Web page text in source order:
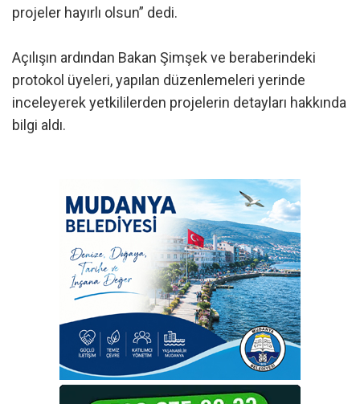
projeler hayırlı olsun” dedi.
Açılışın ardından Bakan Şimşek ve beraberindeki
protokol üyeleri, yapılan düzenlemeleri yerinde
inceleyerek yetkililerden projelerin detayları hakkında
bilgi aldı.